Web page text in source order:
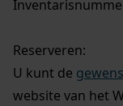
Reserveren:
U kunt de
website van het